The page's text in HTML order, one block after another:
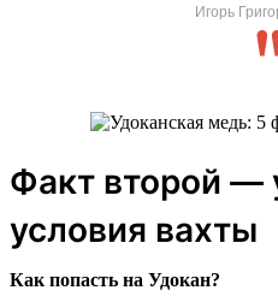
Игорь
Факт второй —
условия вахты
Как попасть на Удокан?